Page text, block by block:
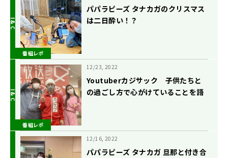
番組レポ
パパラピーズ タナカガのクリスマス
は二日酔い！？
番組レポ
12/23, 2022
Youtuberカジサック 子供たちと
の過ごし方で心がけていることを語
12/16, 2022
パパラピーズ タナカガ 旦那と付き合